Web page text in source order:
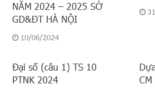
NĂM 2024 – 2025 SỞ
GD&ĐT HÀ NỘI
10/06/2024
Đại số (câu 1) TS 10
PTNK 2024